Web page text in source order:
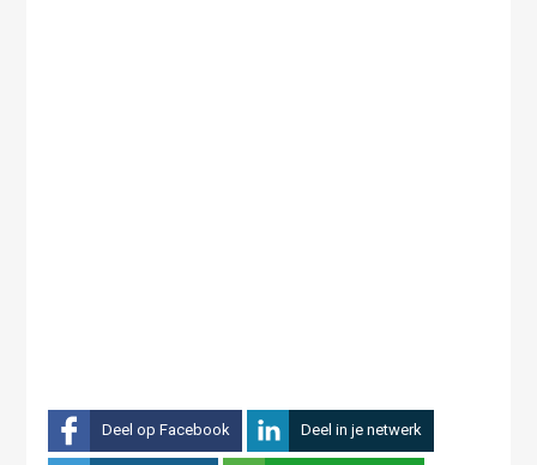
Deel op Facebook Deel in je netwerk